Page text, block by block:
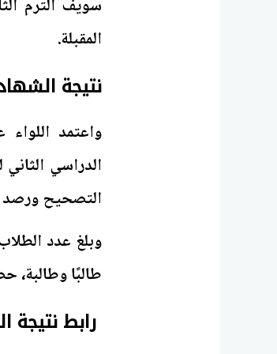
المقبلة.
نتيجة الشهادة
واعتمد
التصحيح ورصد
طالبًا وطالبة، حضر منهم 60 ألفًا
رابط نتيجة